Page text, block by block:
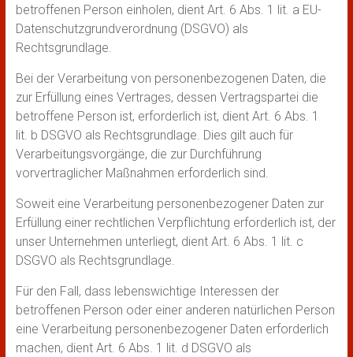
betroffenen Person einholen, dient Art. 6 Abs. 1 lit. a EU-
Datenschutzgrundverordnung (DSGVO) als
Rechtsgrundlage.
Bei der Verarbeitung von personenbezogenen Daten, die
zur Erfüllung eines Vertrages, dessen Vertragspartei die
betroffene Person ist, erforderlich ist, dient Art. 6 Abs. 1
lit. b DSGVO als Rechtsgrundlage. Dies gilt auch für
Verarbeitungsvorgänge, die zur Durchführung
vorvertraglicher Maßnahmen erforderlich sind.
Soweit eine Verarbeitung personenbezogener Daten zur
Erfüllung einer rechtlichen Verpflichtung erforderlich ist, der
unser Unternehmen unterliegt, dient Art. 6 Abs. 1 lit. c
DSGVO als Rechtsgrundlage.
Für den Fall, dass lebenswichtige Interessen der
betroffenen Person oder einer anderen natürlichen Person
eine Verarbeitung personenbezogener Daten erforderlich
machen, dient Art. 6 Abs. 1 lit. d DSGVO als